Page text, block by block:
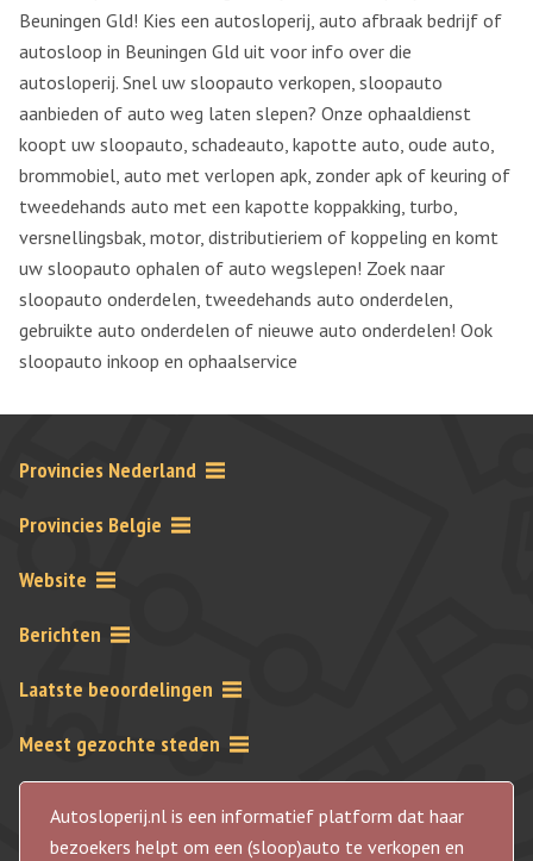
Beuningen Gld! Kies een autosloperij, auto afbraak bedrijf of
autosloop in Beuningen Gld uit voor info over die
autosloperij. Snel uw sloopauto verkopen, sloopauto
aanbieden of auto weg laten slepen? Onze ophaaldienst
koopt uw sloopauto, schadeauto, kapotte auto, oude auto,
brommobiel, auto met verlopen apk, zonder apk of keuring of
tweedehands auto met een kapotte koppakking, turbo,
versnellingsbak, motor, distributieriem of koppeling en komt
uw sloopauto ophalen of auto wegslepen! Zoek naar
sloopauto onderdelen, tweedehands auto onderdelen,
gebruikte auto onderdelen of nieuwe auto onderdelen! Ook
sloopauto inkoop en ophaalservice
Provincies Nederland
Provincies Belgie
Website
Berichten
Laatste beoordelingen
Meest gezochte steden
Autosloperij.nl is een informatief platform dat haar
bezoekers helpt om een (sloop)auto te verkopen en